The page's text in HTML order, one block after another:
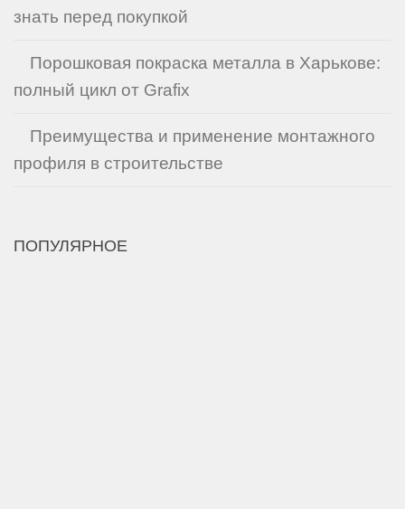
знать перед покупкой
Порошковая покраска металла в Харькове:
полный цикл от Grafix
Преимущества и применение монтажного
профиля в строительстве
ПОПУЛЯРНОЕ